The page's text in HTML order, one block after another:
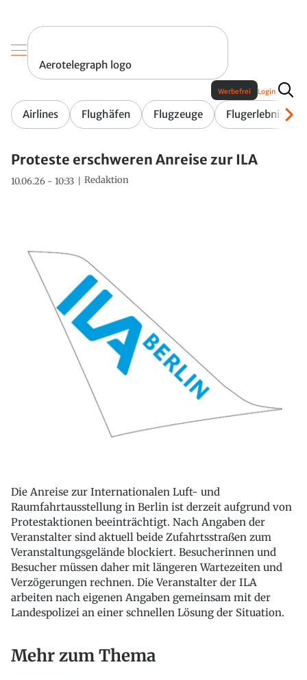
Aerotelegraph logo
Airlines Flughäfen Flugzeuge Flugerlebnis
Werbefrei Login
Proteste erschweren Anreise zur ILA
10.06.26 - 10:33 Redaktion
Die Anreise zur Internationalen Luft- und
Raumfahrtausstellung in Berlin ist derzeit aufgrund von
Protestaktionen beeinträchtigt. Nach Angaben der
Veranstalter sind aktuell beide Zufahrtsstraßen zum
Veranstaltungsgelände blockiert. Besucherinnen und
Besucher müssen daher mit längeren Wartezeiten und
Verzögerungen rechnen. Die Veranstalter der ILA
arbeiten nach eigenen Angaben gemeinsam mit der
Landespolizei an einer schnellen Lösung der Situation.
Mehr zum Thema